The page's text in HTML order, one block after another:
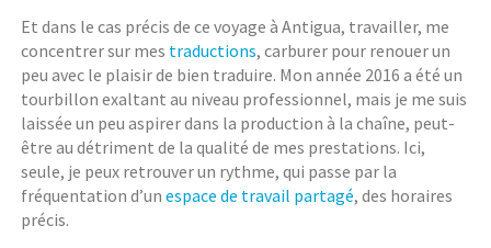
Et dans le cas précis de ce voyage à Antigua, travailler, me
concentrer sur mes traductions, carburer pour renouer un
peu avec le plaisir de bien traduire. Mon année 2016 a été un
tourbillon exaltant au niveau professionnel, mais je me suis
laissée un peu aspirer dans la production à la chaîne, peut-
être au détriment de la qualité de mes prestations. Ici,
seule, je peux retrouver un rythme, qui passe par la
fréquentation d’unespace de travail partagé, des horaires
précis.